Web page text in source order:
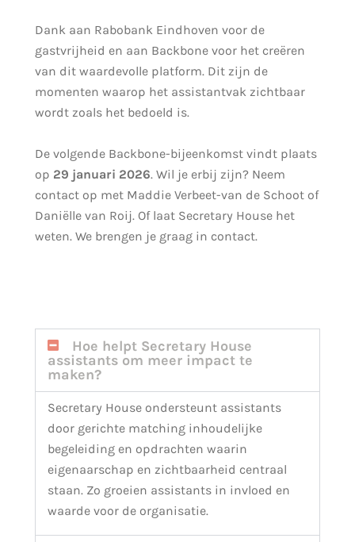
Dank aan Rabobank Eindhoven voor de
gastvrijheid en aan Backbone voor het creëren
van dit waardevolle platform. Dit zijn de
momenten waarop het assistantvak zichtbaar
wordt zoals het bedoeld is.
De volgende Backbone-bijeenkomst vindt plaats
op 29 januari 2026. Wil je erbij zijn? Neem
contact op met Maddie Verbeet-van de Schoot of
Daniëlle van Roij. Of laat Secretary House het
weten. We brengen je graag in contact.
Hoe helpt Secretary House
assistants om meer impact te
maken?
Secretary House ondersteunt assistants
door gerichte matching inhoudelijke
begeleiding en opdrachten waarin
eigenaarschap en zichtbaarheid centraal
staan. Zo groeien assistants in invloed en
waarde voor de organisatie.